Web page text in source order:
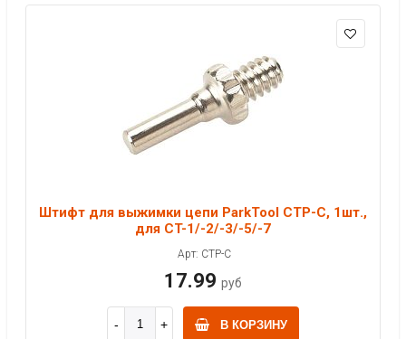
Штифт для выжимки цепи ParkTool CTP-C, 1шт.,
для CT-1/-2/-3/-5/-7
Арт: CTP-C
17.99 руб
В КОРЗИНУ